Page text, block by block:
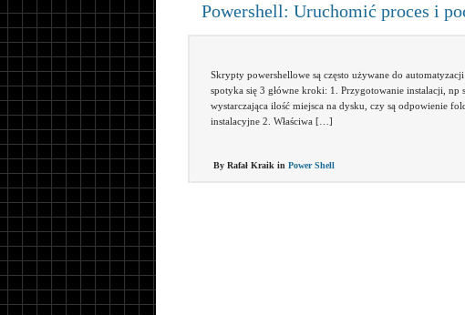
Powershell: Uruchomić proces i
Skrypty powershellowe są często używane do
spotyka się 3 główne kroki: 1. Przygotowanie instalacji, np
wystarczająca ilość miejsca na dysku, czy są odpowienie
instalacyjne 2. Właściwa […]
By Rafał Kraik in Power Shell